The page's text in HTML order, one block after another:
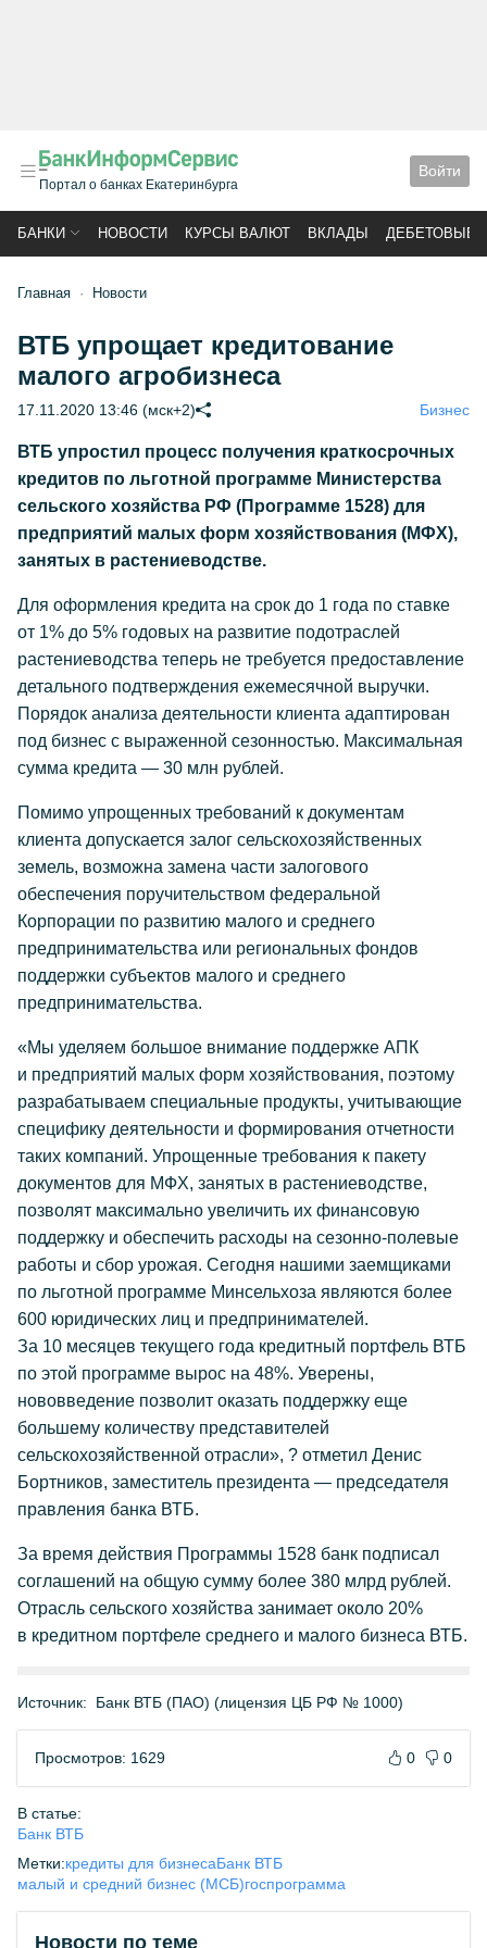
Портал о банках Екатеринбурга
Войти
БАНКИ НОВОСТИ КУРСЫ ВАЛЮТ ВКЛАДЫ ДЕБЕТОВЫЕ
Главная Новости
ВТБ упрощает кредитование
малого агробизнеса
17.11.2020 13:46 (мск+2) Бизнес
ВТБ упростил процесс получения краткосрочных
кредитов по льготной программе Министерства
сельского хозяйства РФ (Программе 1528) для
предприятий малых форм хозяйствования (МФХ),
занятых в растениеводстве.
Для оформления кредита на срок до 1 года по ставке
от 1% до 5% годовых на развитие подотраслей
растениеводства теперь не требуется предоставление
детального подтверждения ежемесячной выручки.
Порядок анализа деятельности клиента адаптирован
под бизнес с выраженной сезонностью. Максимальная
сумма кредита — 30 млн рублей.
Помимо упрощенных требований к документам
клиента допускается залог сельскохозяйственных
земель, возможна замена части залогового
обеспечения поручительством федеральной
Корпорации по развитию малого и среднего
предпринимательства или региональных фондов
поддержки субъектов малого и среднего
предпринимательства.
«Мы уделяем большое внимание поддержке АПК
и предприятий малых форм хозяйствования, поэтому
разрабатываем специальные продукты, учитывающие
специфику деятельности и формирования отчетности
таких компаний. Упрощенные требования к пакету
документов для МФХ, занятых в растениеводстве,
позволят максимально увеличить их финансовую
поддержку и обеспечить расходы на сезонно-полевые
работы и сбор урожая. Сегодня нашими заемщиками
по льготной программе Минсельхоза являются более
600 юридических лиц и предпринимателей.
За 10 месяцев текущего года кредитный портфель ВТБ
по этой программе вырос на 48%. Уверены,
нововведение позволит оказать поддержку еще
большему количеству представителей
сельскохозяйственной отрасли», ? отметил Денис
Бортников, заместитель президента — председателя
правления банка ВТБ.
За время действия Программы 1528 банк подписал
соглашений на общую сумму более 380 млрд рублей.
Отрасль сельского хозяйства занимает около 20%
в кредитном портфеле среднего и малого бизнеса ВТБ.
Источник: Банк ВТБ (ПАО) (лицензия ЦБ РФ № 1000)
Просмотров: 1629 0 0
В статье:
Банк ВТБ
Метки:кредиты для бизнесаБанк ВТБ
малый и средний бизнес (МСБ)госпрограмма
Новости по теме